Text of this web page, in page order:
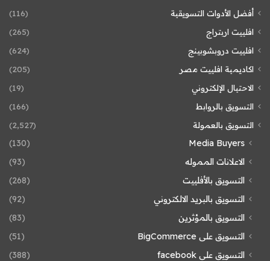
أفضل الأدوات التسويقية
(116)
افلييت اربتراج
(265)
افلييت دروبشوبينج
(624)
اكاديمية افلييت مصر
(205)
الاحتيال الإلكتروني
(19)
التسويق بالروابط
(166)
التسويق بالعمولة
(2٬527)
Media Buyers
(130)
الاعلانات المموله
(93)
التسويق بالأفلييت
(268)
التسويق بالبريد الالكتروني
(92)
التسويق بالمؤثرين
(83)
التسويق على BigCommerce
(51)
التسويق على facebook
(388)